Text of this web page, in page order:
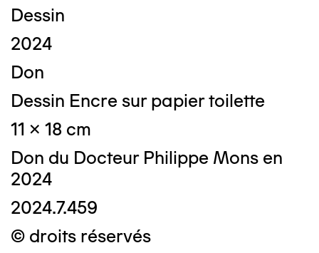
Dessin
2024
Don
Dessin Encre sur papier toilette
11 x 18 cm
Don du Docteur Philippe Mons en
2024
2024.7.459
© droits réservés